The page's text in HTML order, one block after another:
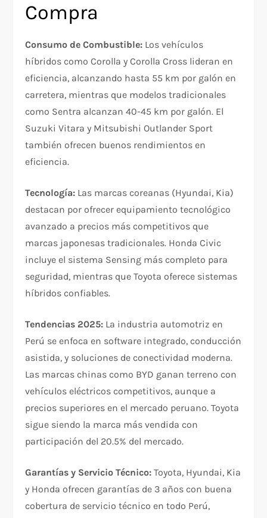
Compra
Consumo de Combustible: Los vehículos
híbridos como Corolla y Corolla Cross lideran en
eficiencia, alcanzando hasta 55 km por galón en
carretera, mientras que modelos tradicionales
como Sentra alcanzan 40-45 km por galón. El
Suzuki Vitara y Mitsubishi Outlander Sport
también ofrecen buenos rendimientos en
eficiencia.​
Tecnología: Las marcas coreanas (Hyundai, Kia)
destacan por ofrecer equipamiento tecnológico
avanzado a precios más competitivos que
marcas japonesas tradicionales. Honda Civic
incluye el sistema Sensing más completo para
seguridad, mientras que Toyota oferece sistemas
híbridos confiables.​
Tendencias 2025: La industria automotriz en
Perú se enfoca en software integrado, conducción
asistida, y soluciones de conectividad moderna.
Las marcas chinas como BYD ganan terreno con
vehículos eléctricos competitivos, aunque a
precios superiores en el mercado peruano. Toyota
sigue siendo la marca más vendida con
participación del 20.5% del mercado.​
Garantías y Servicio Técnico: Toyota, Hyundai, Kia
y Honda ofrecen garantías de 3 años con buena
cobertura de servicio técnico en todo Perú,